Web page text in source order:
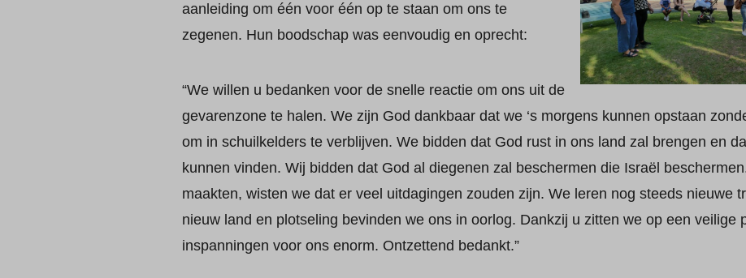
aanleiding om één voor één op te staan om ons te
zegenen. Hun boodschap was eenvoudig en oprecht:
“We willen u bedanken voor de snelle reactie om ons uit de
gevarenzone te halen. We zijn God dankbaar dat we ‘s morgens kunnen opstaan
om in schuilkelders te verblijven. We bidden dat God rust in ons land zal brengen en
kunnen vinden. Wij bidden dat God al diegenen zal beschermen die Israël
maakten, wisten we dat er veel uitdagingen zouden zijn. We leren nog steeds nieuwe
nieuw land en plotseling bevinden we ons in oorlog. Dankzij u zitten we op een veilige
inspanningen voor ons enorm. Ontzettend bedankt.”